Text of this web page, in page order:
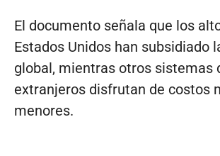
El documento señala que los
Estados Unidos han subsidiado
global, mientras otros sistemas
extranjeros disfrutan de costos
menores.